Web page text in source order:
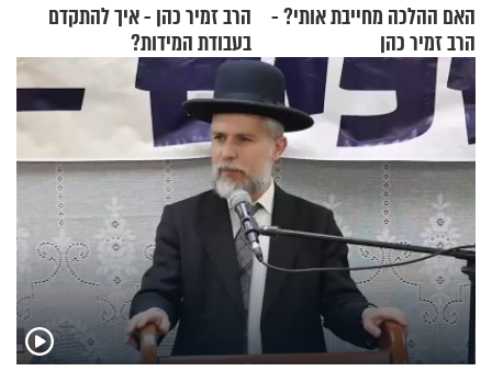
האם ההלכה מחייבת אותי? -
הרב זמיר כהן
הרב זמיר כהן - איך להתקדם
בעבודת המידות?